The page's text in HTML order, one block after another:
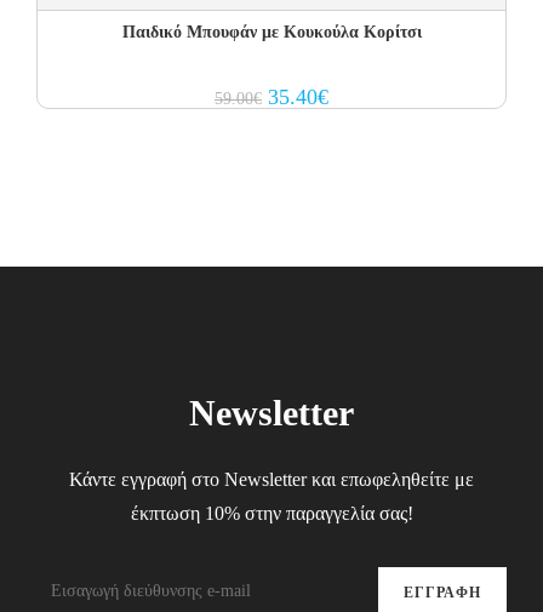
Παιδικό Μπουφάν με Κουκούλα Κορίτσι
59.00€ Original
price
35.40€Current
price
Newsletter
Κάντε εγγραφή στο Newsletter και επωφεληθείτε με
έκπτωση 10% στην παραγγελία σας!
ΕΓΓΡΑΦΗ